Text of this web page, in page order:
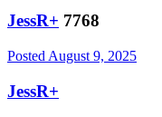
JessR+ 7768
Posted August 9, 2025
JessR+